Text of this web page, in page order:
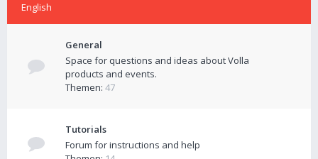
English
General
Space for questions and ideas about Volla
products and events.
Themen: 47
Tutorials
Forum for instructions and help